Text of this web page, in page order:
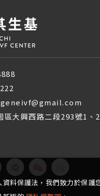
區大興西路二段293號1、
料保護法，我們致力於保